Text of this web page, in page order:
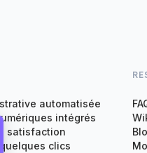
automatisée
intégrés
satisfaction
clics